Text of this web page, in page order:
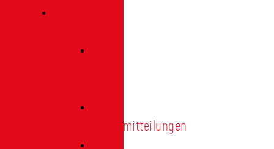
Pressemitteilungen